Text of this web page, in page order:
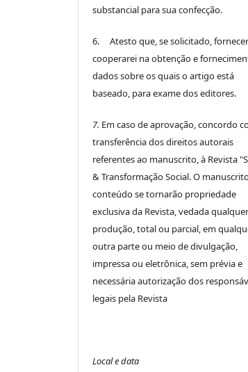
substancial para sua confecção.
6. Atesto que, se solicitado,
cooperarei na obtenção e
dados sobre os quais o artigo está
baseado, para exame dos editores.
7. Em caso de aprovação, concordo
transferência dos direitos autorais
referentes ao manuscrito, à Revista
& Transformação Social. O
conteúdo se tornarão propriedade
exclusiva da Revista, vedada qualquer
produção, total ou parcial, em
outra parte ou meio de divulgação,
impressa ou eletrônica, sem prévia e
necessária autorização dos
legais pela Revista
Local e data